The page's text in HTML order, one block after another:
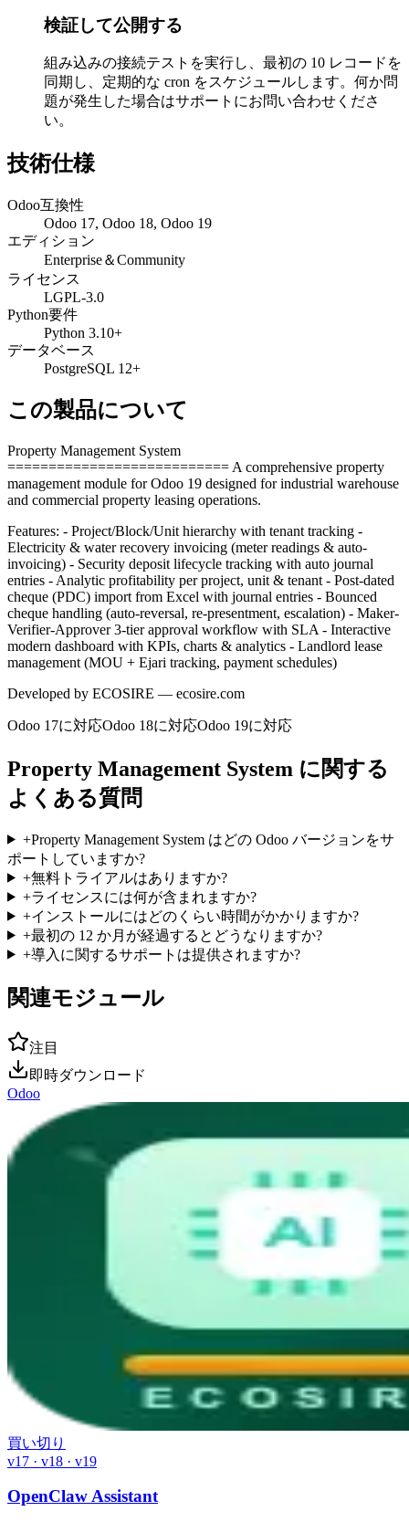
検証して公開する
組み込みの接続テストを実行し、最初の 10 レコードを
同期し、定期的な cron をスケジュールします。何か問
題が発生した場合はサポートにお問い合わせくださ
い。
技術仕様
Odoo互換性
Odoo 17, Odoo 18, Odoo 19
エディション
Enterprise＆Community
ライセンス
LGPL-3.0
Python要件
Python 3.10+
データベース
PostgreSQL 12+
この製品について
Property Management System
=========================== A comprehensive property
management module for Odoo 19 designed for industrial warehouse
and commercial property leasing operations.
Features: - Project/Block/Unit hierarchy with tenant tracking -
Electricity & water recovery invoicing (meter readings & auto-
invoicing) - Security deposit lifecycle tracking with auto journal
entries - Analytic profitability per project, unit & tenant - Post-dated
cheque (PDC) import from Excel with journal entries - Bounced
cheque handling (auto-reversal, re-presentment, escalation) - Maker-
Verifier-Approver 3-tier approval workflow with SLA - Interactive
modern dashboard with KPIs, charts & analytics - Landlord lease
management (MOU + Ejari tracking, payment schedules)
Developed by ECOSIRE — ecosire.com
Odoo 17に対応Odoo 18に対応Odoo 19に対応
Property Management System に関する
よくある質問
+Property Management System はどの Odoo バージョンをサ
ポートしていますか?
+無料トライアルはありますか?
+ライセンスには何が含まれますか?
+インストールにはどのくらい時間がかかりますか?
+最初の 12 か月が経過するとどうなりますか?
+導入に関するサポートは提供されますか?
関連モジュール
注目
即時ダウンロード
Odoo
買い切り
v17 · v18 · v19
OpenClaw Assistant